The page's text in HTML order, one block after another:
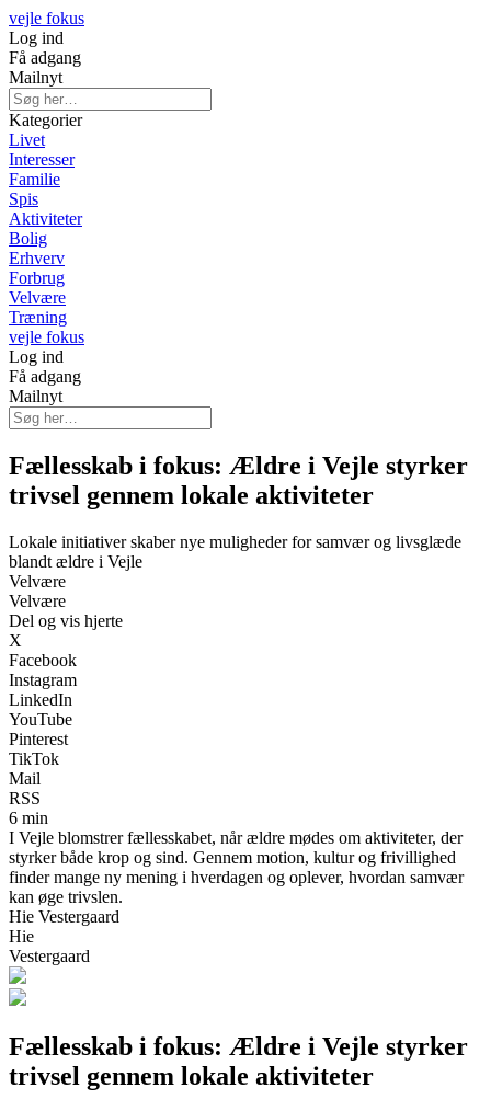
vejle fokus
Log ind
Få adgang
Mailnyt
Kategorier
Livet
Interesser
Familie
Spis
Aktiviteter
Bolig
Erhverv
Forbrug
Velvære
Træning
vejle fokus
Log ind
Få adgang
Mailnyt
Fællesskab i fokus: Ældre i Vejle styrker
trivsel gennem lokale aktiviteter
Lokale initiativer skaber nye muligheder for samvær og livsglæde
blandt ældre i Vejle
Velvære
Velvære
Del og vis hjerte
X
Facebook
Instagram
LinkedIn
YouTube
Pinterest
TikTok
Mail
RSS
6 min
I Vejle blomstrer fællesskabet, når ældre mødes om aktiviteter, der
styrker både krop og sind. Gennem motion, kultur og frivillighed
finder mange ny mening i hverdagen og oplever, hvordan samvær
kan øge trivslen.
Hie Vestergaard
Hie
Vestergaard
Fællesskab i fokus: Ældre i Vejle styrker
trivsel gennem lokale aktiviteter